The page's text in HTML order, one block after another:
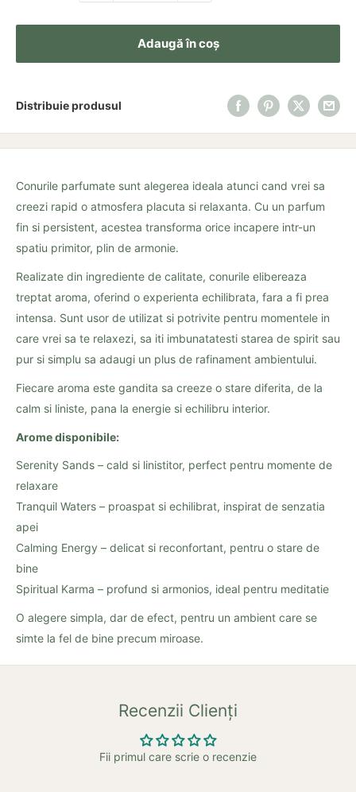
Adaugă în coș
Distribuie produsul
Conurile parfumate sunt alegerea ideala atunci cand vrei sa
creezi rapid o atmosfera placuta si relaxanta. Cu un parfum
fin si persistent, acestea transforma orice incapere intr-un
spatiu primitor, plin de armonie.
Realizate din ingrediente de calitate, conurile elibereaza
treptat aroma, oferind o experienta echilibrata, fara a fi prea
intensa. Sunt usor de utilizat si potrivite pentru momentele in
care vrei sa te relaxezi, sa iti imbunatatesti starea de spirit sau
pur si simplu sa adaugi un plus de rafinament ambientului.
Fiecare aroma este gandita sa creeze o stare diferita, de la
calm si liniste, pana la energie si echilibru interior.
Arome disponibile:
Serenity Sands – cald si linistitor, perfect pentru momente de
relaxare
Tranquil Waters – proaspat si echilibrat, inspirat de senzatia
apei
Calming Energy – delicat si reconfortant, pentru o stare de
bine
Spiritual Karma – profund si armonios, ideal pentru meditatie
O alegere simpla, dar de efect, pentru un ambient care se
simte la fel de bine precum miroase.
Recenzii Clienți
Fii primul care scrie o recenzie